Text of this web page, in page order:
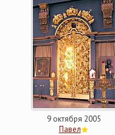
9 октября 2005
Павел